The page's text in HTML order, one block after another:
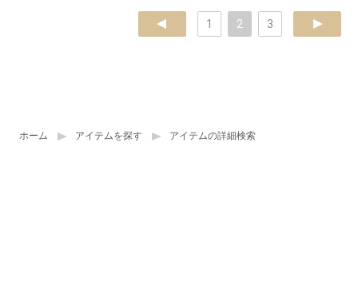
ホーム アイテムを探す アイテムの詳細検索
prev 1 2 3 next